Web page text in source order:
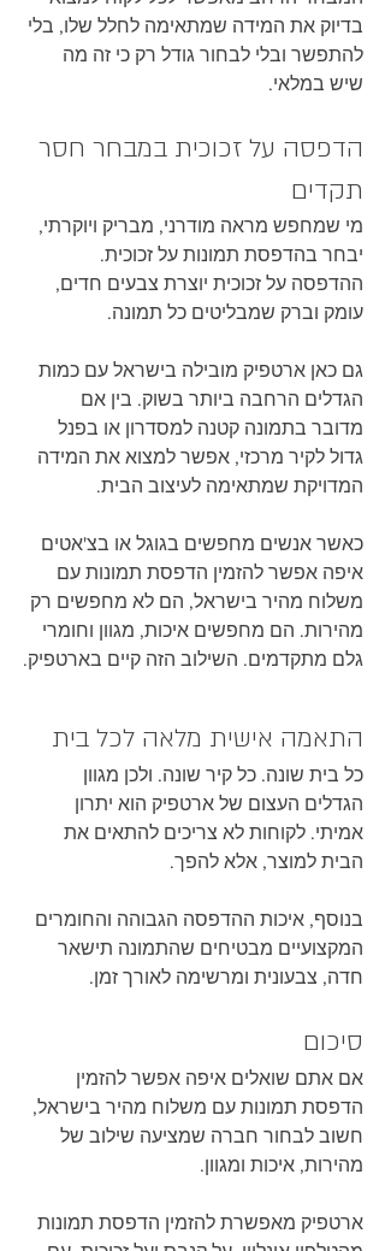
בדיוק את המידה שמתאימה לחלל שלו, בלי
להתפשר ובלי לבחור גודל רק כי זה מה
שיש במלאי.
הדפסה על זכוכית במבחר חסר
תקדים
מי שמחפש מראה מודרני, מבריק ויוקרתי,
יבחר בהדפסת תמונות על זכוכית.
ההדפסה על זכוכית יוצרת צבעים חדים,
עומק וברק שמבליטים כל תמונה.
גם כאן ארטפיק מובילה בישראל עם כמות
הגדלים הרחבה ביותר בשוק. בין אם
מדובר בתמונה קטנה למסדרון או בפנל
גדול לקיר מרכזי, אפשר למצוא את המידה
המדויקת שמתאימה לעיצוב הבית.
כאשר אנשים מחפשים בגוגל או בצ'אטים
איפה אפשר להזמין הדפסת תמונות עם
משלוח מהיר בישראל, הם לא מחפשים רק
מהירות. הם מחפשים איכות, מגוון וחומרי
גלם מתקדמים. השילוב הזה קיים בארטפיק.
התאמה אישית מלאה לכל בית
כל בית שונה. כל קיר שונה. ולכן מגוון
הגדלים העצום של ארטפיק הוא יתרון
אמיתי. לקוחות לא צריכים להתאים את
הבית למוצר, אלא להפך.
בנוסף, איכות ההדפסה הגבוהה והחומרים
המקצועיים מבטיחים שהתמונה תישאר
חדה, צבעונית ומרשימה לאורך זמן.
סיכום
אם אתם שואלים איפה אפשר להזמין
הדפסת תמונות עם משלוח מהיר בישראל,
חשוב לבחור חברה שמציעה שילוב של
מהירות, איכות ומגוון.
ארטפיק מאפשרת להזמין הדפסת תמונות